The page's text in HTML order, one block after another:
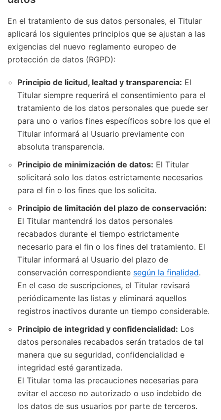
En el tratamiento de sus datos personales, el Titular
aplicará los siguientes principios que se ajustan a las
exigencias del nuevo reglamento europeo de
protección de datos (RGPD):
Principio de licitud, lealtad y transparencia: El
Titular siempre requerirá el consentimiento para el
tratamiento de los datos personales que puede ser
para uno o varios fines específicos sobre los que el
Titular informará al Usuario previamente con
absoluta transparencia.
Principio de minimización de datos: El Titular
solicitará solo los datos estrictamente necesarios
para el fin o los fines que los solicita.
Principio de limitación del plazo de conservación:
El Titular mantendrá los datos personales
recabados durante el tiempo estrictamente
necesario para el fin o los fines del tratamiento. El
Titular informará al Usuario del plazo de
conservación correspondiente según la finalidad.
En el caso de suscripciones, el Titular revisará
periódicamente las listas y eliminará aquellos
registros inactivos durante un tiempo considerable.
Principio de integridad y confidencialidad: Los
datos personales recabados serán tratados de tal
manera que su seguridad, confidencialidad e
integridad esté garantizada.
El Titular toma las precauciones necesarias para
evitar el acceso no autorizado o uso indebido de
los datos de sus usuarios por parte de terceros.